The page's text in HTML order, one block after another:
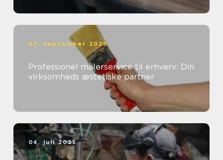
07. september 2025
Professionel malerservice til erhverv: Din
virksomheds æstetiske partner
04. juli 2025